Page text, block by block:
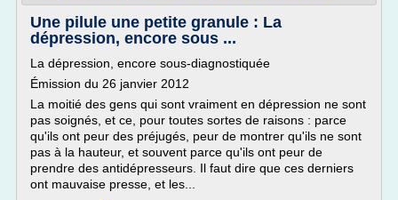
Une pilule une petite granule : La
dépression, encore sous ...
La dépression, encore sous-diagnostiquée
Émission du 26 janvier 2012
La moitié des gens qui sont vraiment en dépression ne sont
pas soignés, et ce, pour toutes sortes de raisons : parce
qu'ils ont peur des préjugés, peur de montrer qu'ils ne sont
pas à la hauteur, et souvent parce qu'ils ont peur de
prendre des antidépresseurs. Il faut dire que ces derniers
ont mauvaise presse, et les...